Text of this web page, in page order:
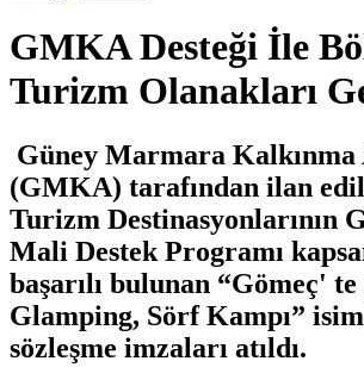
GMKA Desteği İle
Turizm Olanakları
Güney Marmara Kalkınma
(GMKA) tarafından ilan
Turizm Destinasyonlarının
Mali Destek Programı
başarılı bulunan “Gömeç'
Glamping, Sörf Kampı”
sözleşme imzaları atıldı.